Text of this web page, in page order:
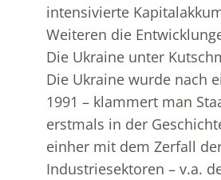
intensivierte
Weiteren die
Die Ukraine unter
Die Ukraine wurde nach
1991 – klammert man
erstmals in der
einher mit dem Zerfall
Industriesektoren – v.a.